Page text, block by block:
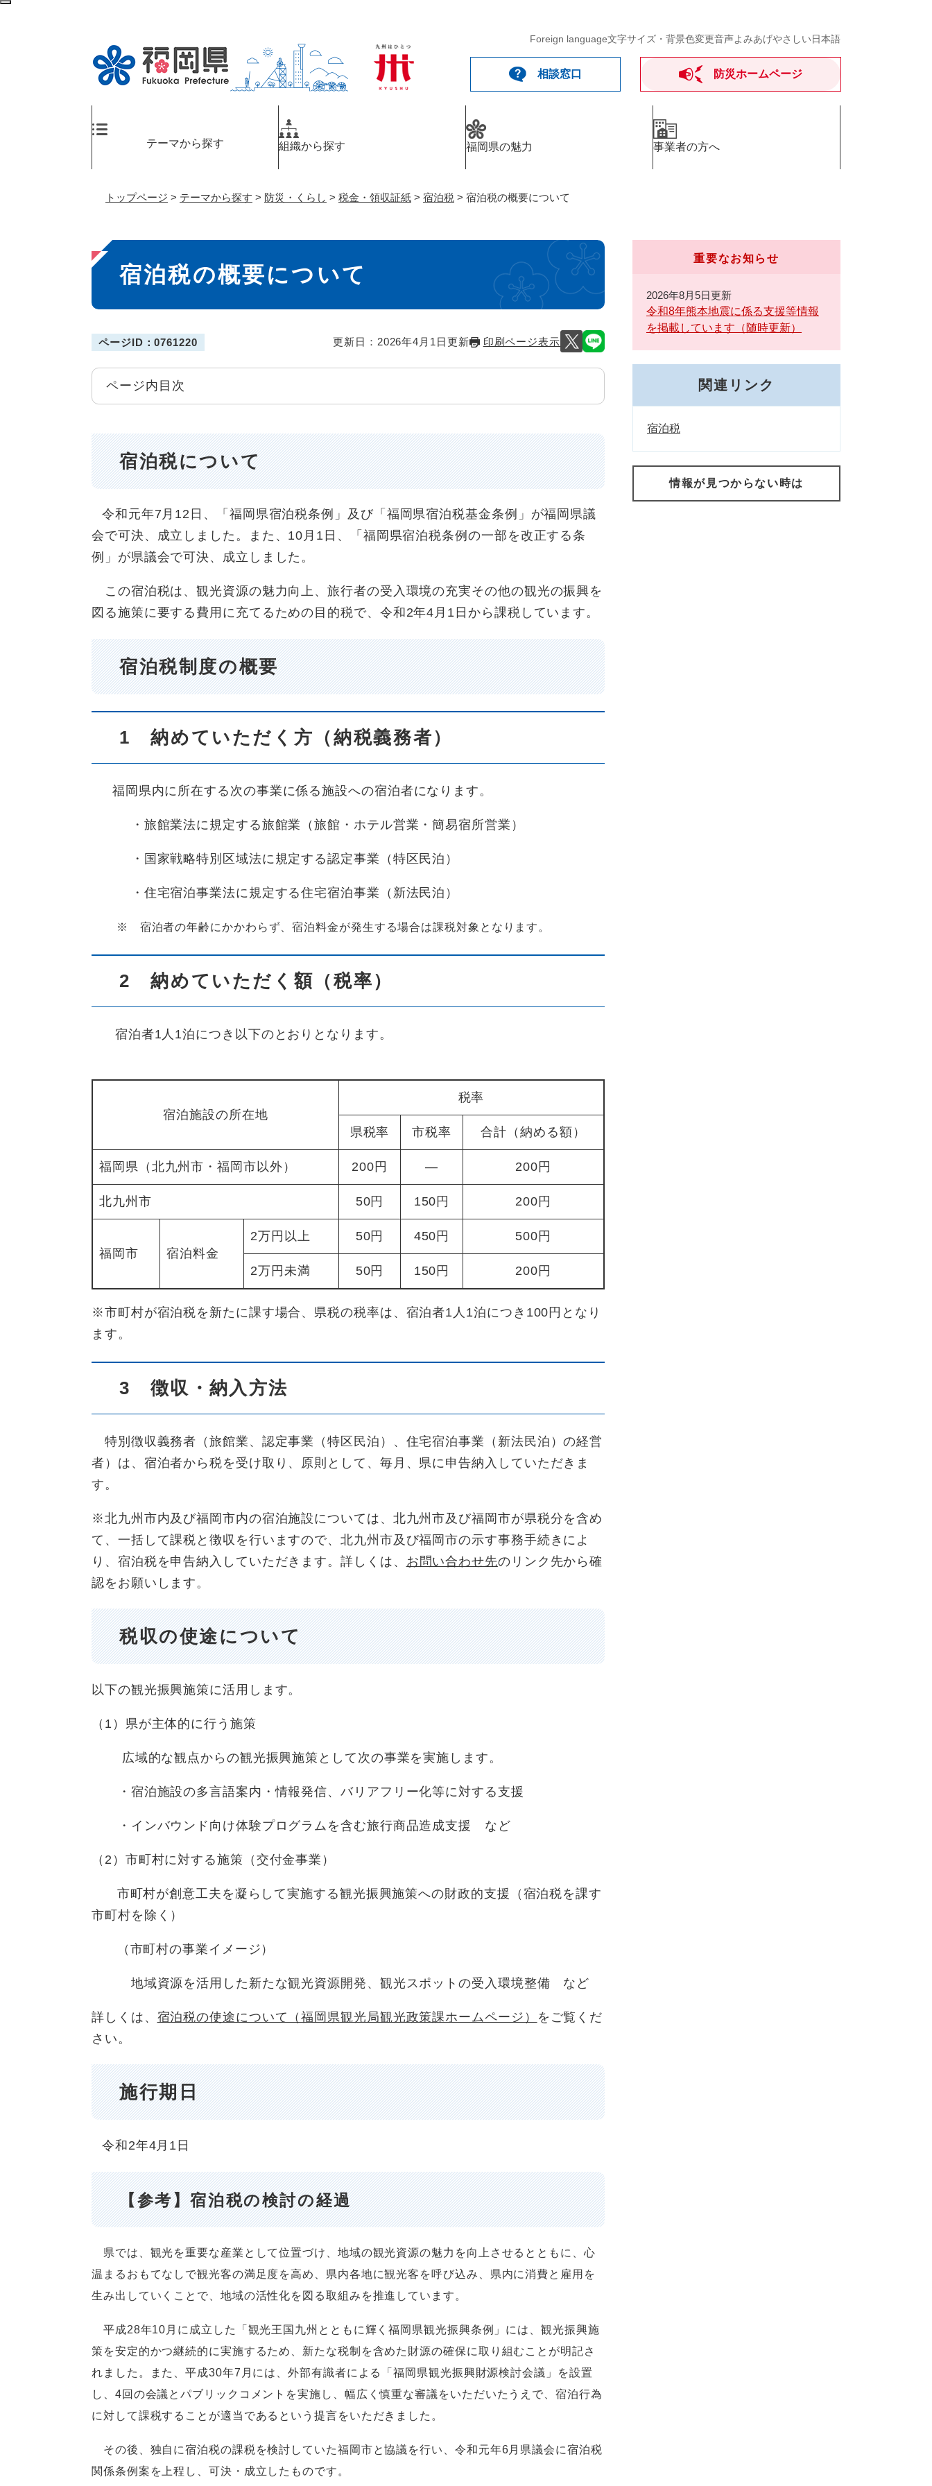
ペ
Foreign language文字サイズ・背景色変更音声よみあげやさしい日本語
相談窓口 防災ホームページ
テーマから探す 組織から探す 福岡県の魅力 事業者の方へ
トップページ > テーマから探す > 防災・くらし > 税金・領収証紙 > 宿泊税 > 宿泊税の概要について
本
文
宿泊税の概要について
ページID：0761220 更新日：2026年4月1日更新 印刷ページ表示
ページ内目次
宿泊税について
令和元年7月12日、「福岡県宿泊税条例」及び「福岡県宿泊税基金条例」が福岡県議
会で可決、成立しました。また、10月1日、「福岡県宿泊税条例の一部を改正する条
例」が県議会で可決、成立しました。
この宿泊税は、観光資源の魅力向上、旅行者の受入環境の充実その他の観光の振興を
図る施策に要する費用に充てるための目的税で、令和2年4月1日から課税しています。
宿泊税制度の概要
1 納めていただく方（納税義務者）
福岡県内に所在する次の事業に係る施設への宿泊者になります。
・旅館業法に規定する旅館業（旅館・ホテル営業・簡易宿所営業）
・国家戦略特別区域法に規定する認定事業（特区民泊）
・住宅宿泊事業法に規定する住宅宿泊事業（新法民泊）
※ 宿泊者の年齢にかかわらず、宿泊料金が発生する場合は課税対象となります。
2 納めていただく額（税率）
宿泊者1人1泊につき以下のとおりとなります。
宿泊施設の所在地
税率
県税率 市税率 合計（納める額）
福岡県（北九州市・福岡市以外） 200円 ― 200円
北九州市 50円 150円 200円
福岡市 宿泊料金
2万円以上 50円 450円 500円
2万円未満 50円 150円 200円
※市町村が宿泊税を新たに課す場合、県税の税率は、宿泊者1人1泊につき100円となり
ます。
3 徴収・納入方法
特別徴収義務者（旅館業、認定事業（特区民泊）、住宅宿泊事業（新法民泊）の経営
者）は、宿泊者から税を受け取り、原則として、毎月、県に申告納入していただきま
す。
※北九州市内及び福岡市内の宿泊施設については、北九州市及び福岡市が県税分を含め
て、一括して課税と徴収を行いますので、北九州市及び福岡市の示す事務手続きによ
り、宿泊税を申告納入していただきます。詳しくは、 お問い合わせ先のリンク先から確
認をお願いします。
税収の使途について
以下の観光振興施策に活用します。
（1）県が主体的に行う施策
広域的な観点からの観光振興施策として次の事業を実施します。
・宿泊施設の多言語案内・情報発信、バリアフリー化等に対する支援
・インバウンド向け体験プログラムを含む旅行商品造成支援 など
（2）市町村に対する施策（交付金事業）
市町村が創意工夫を凝らして実施する観光振興施策への財政的支援（宿泊税を課す
市町村を除く）
（市町村の事業イメージ）
地域資源を活用した新たな観光資源開発、観光スポットの受入環境整備 など
詳しくは、 宿泊税の使途について（福岡県観光局観光政策課ホームページ）
をご覧くだ
さい。
施行期日
令和2年4月1日
【参考】宿泊税の検討の経過
県では、観光を重要な産業として位置づけ、地域の観光資源の魅力を向上させるとともに、心
温まるおもてなしで観光客の満足度を高め、県内各地に観光客を呼び込み、県内に消費と雇用を
生み出していくことで、地域の活性化を図る取組みを推進しています。
平成28年10月に成立した「観光王国九州とともに輝く福岡県観光振興条例」には、観光振興施
策を安定的かつ継続的に実施するため、新たな税制を含めた財源の確保に取り組むことが明記さ
れました。また、平成30年7月には、外部有識者による「福岡県観光振興財源検討会議」を設置
し、4回の会議とパブリックコメントを実施し、幅広く慎重な審議をいただいたうえで、宿泊行為
に対して課税することが適当であるという提言をいただきました。
その後、独自に宿泊税の課税を検討していた福岡市と協議を行い、令和元年6月県議会に宿泊税
関係条例案を上程し、可決・成立したものです。
重要なお知らせ
2026年8月5日更新
令和8年熊本地震に係る支援等情報
を掲載しています（随時更新）
関連リンク
宿泊税
情報が見つからない時は